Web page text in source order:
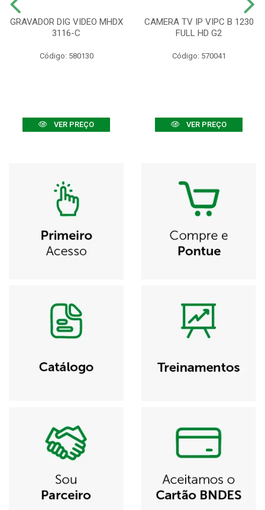
GRAVADOR DIG VIDEO MHDX
3116-C
Código: 580130
VER PREÇO
CAMERA TV IP VIPC B 1230
FULL HD G2
Código: 570041
VER PREÇO